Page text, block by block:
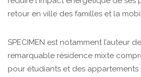
retour en ville des familles et la
SPECIMEN est notamment l’auteur
remarquable résidence mixte
pour étudiants et des